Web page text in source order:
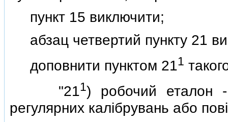
пункт 15 виключити;
абзац четвертий пункту 21
доповнити пунктом 211
"211) робочий еталон -
регулярних калiбрувань або